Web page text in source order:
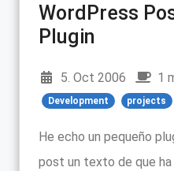
WordPress
Plugin
5. Oct 2006 1
Development projects
He echo un pequeño
post un texto de que